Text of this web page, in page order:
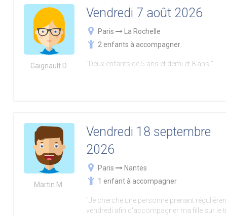
Gaignault D.
Vendredi 7 août 2026
Paris
La Rochelle
2 enfants à accompagner
"Deux enfants de 5 ans et demi et 8 ans "
Martin M.
Vendredi 18 septembre
2026
Paris
Nantes
1 enfant à accompagner
"Je cherche une personne prenant
vendredi afin d'accompagner ma fille sur le